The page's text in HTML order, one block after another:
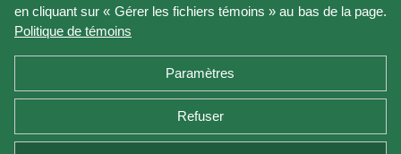
en cliquant sur « Gérer les fichiers témoins » au bas de la page.
Politique de témoins
Paramètres
Refuser
Dimanche
Fermé